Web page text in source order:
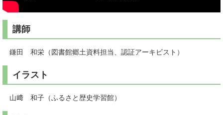
講師
鎌田 和栄（図書館郷土資料担当、認証アーキビスト）
イラスト
山﨑 和子（ふるさと歴史学習館）